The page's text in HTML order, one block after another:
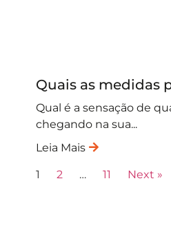
Quais as medidas
Qual é a sensação de
chegando na sua...
Leia Mais
1 2 … 11 Next »